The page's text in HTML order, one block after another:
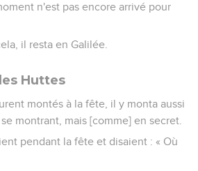
n'est pas encore arrivé pour
il resta en Galilée.
Huttes
montés à la fête, il y monta aussi
montrant, mais [comme] en secret.
pendant la fête et disaient : « Où